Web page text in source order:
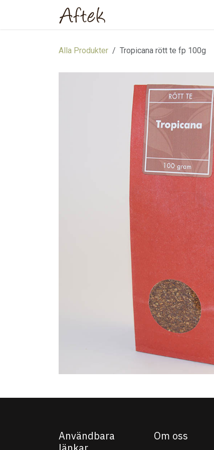
Alla Produkter Tropicana rött te fp 100g
Användbara
Om oss